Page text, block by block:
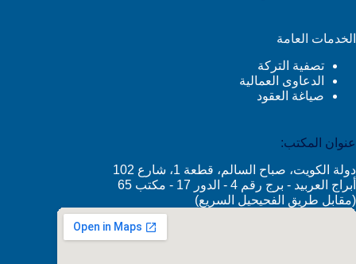
الخدمات العامة
تصفية التركة
الدعاوى العمالية
صياغة العقود
عنوان المكتب:
دولة الكويت، صباح السالم، قطعة 1، شارع 102
أبراج العربيد - برج رقم 4 - الدور 17 - مكتب 65
(مقابل طريق الفحيحيل السريع)